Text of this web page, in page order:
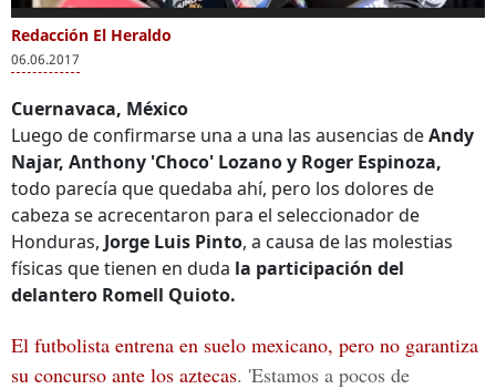
0
of
49
seconds
Más Videos
Romell Quioto anota
con Honduras sobre
Nicaragua en el
Nacional por la
eliminatoria
Romell Quioto: “La
Selección de
Honduras está
motivada y lista para
la eliminatoria”
Redacción El Heraldo
06.06.2017
Cuernavaca, México
Luego de confirmarse una a una las ausencias deAndy
Najar, Anthony 'Choco' Lozano y Roger Espinoza,
todo parecía que quedaba ahí, pero los dolores de
cabeza se acrecentaron para el seleccionador de
Honduras, Jorge Luis Pinto, a causa de las molestias
físicas que tienen en duda la participación del
delantero Romell Quioto.
El futbolista entrena en suelo mexicano, pero no garantiza
su concurso ante los aztecas. 'Estamos a pocos de